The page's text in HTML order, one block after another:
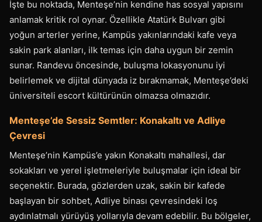
İşte bu noktada, Menteşe’nin kendine has sosyal yapısını
anlamak kritik rol oynar. Özellikle Atatürk Bulvarı gibi
yoğun arterler yerine, Kampüs yakınlarındaki kafe veya
sakin park alanları, ilk temas için daha uygun bir zemin
sunar. Randevu öncesinde, buluşma lokasyonunu iyi
belirlemek ve dijital dünyada iz bırakmamak, Menteşe’deki
üniversiteli escort kültürünün olmazsa olmazıdır.
Menteşe’de Sessiz Semtler: Konakaltı ve Adliye
Çevresi
Menteşe’nin Kampüs’e yakın Konakaltı mahallesi, dar
sokakları ve yerel işletmeleriyle buluşmalar için ideal bir
seçenektir. Burada, gözlerden uzak, sakin bir kafede
başlayan bir sohbet, Adliye binası çevresindeki loş
aydınlatmalı yürüyüş yollarıyla devam edebilir. Bu bölgeler,